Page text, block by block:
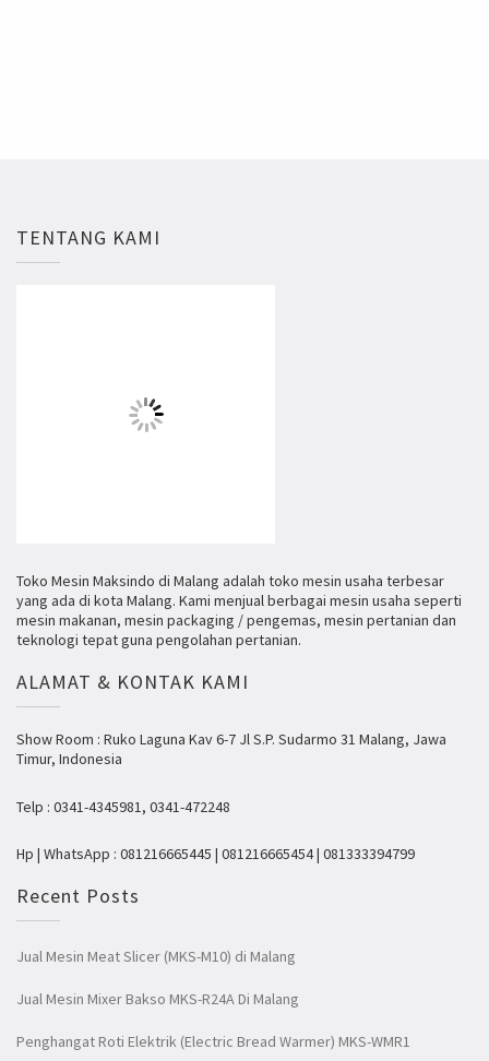
TENTANG KAMI
Toko Mesin Maksindo di Malang adalah toko mesin usaha terbesar
yang ada di kota Malang. Kami menjual berbagai mesin usaha seperti
mesin makanan, mesin packaging / pengemas, mesin pertanian dan
teknologi tepat guna pengolahan pertanian.
ALAMAT & KONTAK KAMI
Show Room : Ruko Laguna Kav 6-7 Jl S.P. Sudarmo 31 Malang, Jawa
Timur, Indonesia
Telp : 0341-4345981, 0341-472248
Hp | WhatsApp : 081216665445 | 081216665454 | 081333394799
Recent Posts
Jual Mesin Meat Slicer (MKS-M10) di Malang
Jual Mesin Mixer Bakso MKS-R24A Di Malang
Penghangat Roti Elektrik (Electric Bread Warmer) MKS-WMR1